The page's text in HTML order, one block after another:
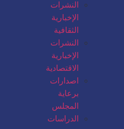
النشرات
الإخبارية
الثقافية
النشرات
الإخبارية
الاقتصادية
اصدارات
برعاية
المجلس
الدراسات